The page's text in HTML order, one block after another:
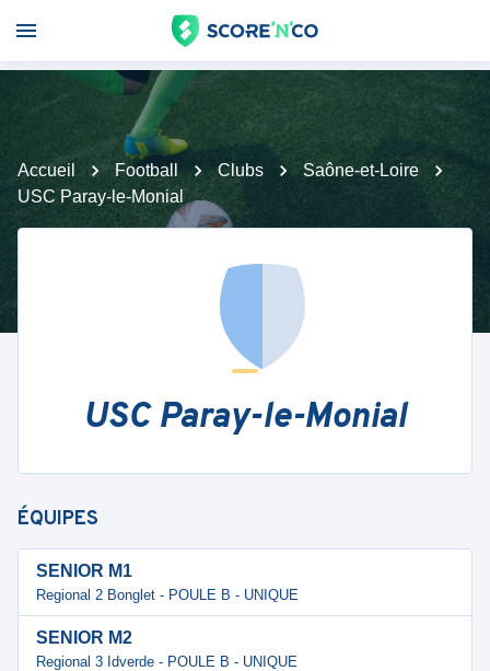
Accueil Football Clubs
Saône-et-Loire
USC Paray-le-Monial
USC Paray-le-Monial
ÉQUIPES
SENIOR M1
Regional 2 Bonglet - POULE B - UNIQUE
SENIOR M2
Regional 3 Idverde - POULE B - UNIQUE